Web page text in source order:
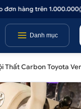
trên 1.000.000₫ •
Danh mục
Thất Carbon Toyota